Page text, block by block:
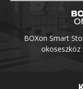
BOXon Smart
okoseszköz